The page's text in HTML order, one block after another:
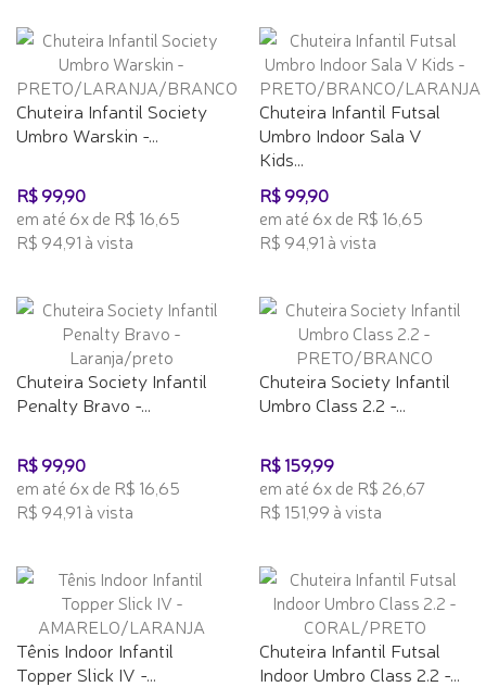
Chuteira Infantil Society
Umbro Warskin -...
R$ 99,90
em até 6x de R$ 16,65
R$ 94,91 à vista
Chuteira Infantil Futsal
Umbro Indoor Sala V
Kids...
R$ 99,90
em até 6x de R$ 16,65
R$ 94,91 à vista
Chuteira Society Infantil
Penalty Bravo -...
R$ 99,90
em até 6x de R$ 16,65
R$ 94,91 à vista
Chuteira Society Infantil
Umbro Class 2.2 -...
R$ 159,99
em até 6x de R$ 26,67
R$ 151,99 à vista
Tênis Indoor Infantil
Topper Slick IV -...
Chuteira Infantil Futsal
Indoor Umbro Class 2.2 -...